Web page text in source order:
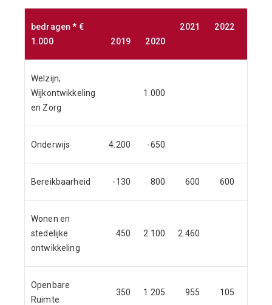
bedragen * €
1.000
2019 2020
2021 2022
Welzijn,
Wijkontwikkeling
en Zorg
1.000
Onderwijs 4.200 -650
Bereikbaarheid -130 800 600 600
Wonen en
stedelijke
ontwikkeling
450 2.100 2.460
Openbare
Ruimte
350 1.205 955 105